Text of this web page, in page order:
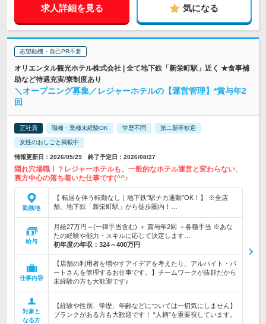
求人詳細を見る 気になる
志望動機・自己PR不要
オリエンタル観光ホテル株式会社 | 全て地下鉄「新栄町駅」近く ★食事補
助など待遇充実/寮制度あり
＼オープニング募集／レジャーホテルの【運営管理】*賞与年2
回
正社員 職種・業種未経験OK 学歴不問 第二新卒歓迎
女性のおしごと掲載中
情報更新日：2026/05/29 終了予定日：2026/08/27
隠れ穴場職！？レジャーホテルも、一般的なホテル運営と変わらない、
裏方中心の落ち着いた仕事です(^^♪
勤務地
【 転居を伴う転勤なし｜地下鉄”駅チカ通勤”OK！】 ※全店
舗、地下鉄「新栄町駅」から徒歩圏内！…
給与
月給27万円～(一律手当含む) ＋ 賞与年2回 ＋各種手当 ※あな
たの経験や能力・スキルに応じて決定します…
初年度の年収： 324～400万円
仕事内容
【店舗の利用者を増やすアイデアを考えたり、アルバイト・パ
ートさんを管理するお仕事です。】チームワークが抜群だから
未経験の方も大歓迎です♪
対象と
なる方
【経験や性別、学歴、年齢などについては一切気にしません】
ブランクがある方も大歓迎です！ “人柄”を重要視しています。